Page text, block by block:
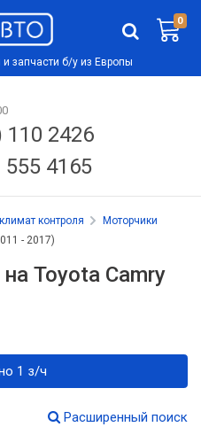
0
и запчасти б/у из Европы
110 2426
555 4165
контроля
Моторчики
- 2017)
Toyota Camry
Найдено 1 з/ч
Расширенный поиск